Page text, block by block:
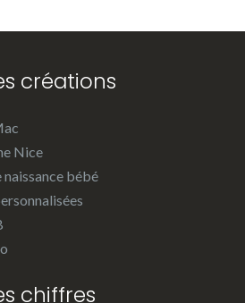
créations
Nice
naissance bébé
chiffres